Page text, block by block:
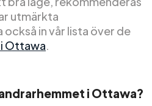
utmärkta
in vår lista över de
Ottawa.
i Ottawa?